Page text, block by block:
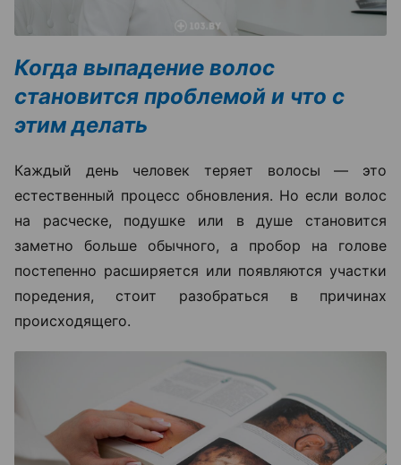
Когда выпадение волос
становится проблемой и что с
этим делать
Каждый день человек теряет волосы — это
естественный процесс обновления. Но если волос
на расческе, подушке или в душе становится
заметно больше обычного, а пробор на голове
постепенно расширяется или появляются участки
поредения, стоит разобраться в причинах
происходящего.